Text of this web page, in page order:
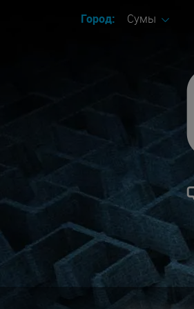
Город: Сумы